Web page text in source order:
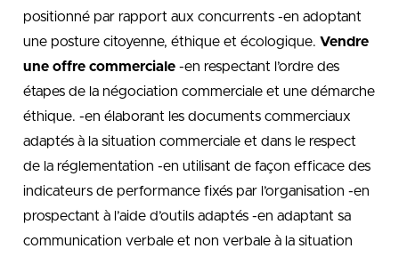
positionné par rapport aux concurrents -en adoptant
une posture citoyenne, éthique et écologique. Vendre
une offre commerciale -en respectant l’ordre des
étapes de la négociation commerciale et une démarche
éthique. -en élaborant les documents commerciaux
adaptés à la situation commerciale et dans le respect
de la réglementation -en utilisant de façon efficace des
indicateurs de performance fixés par l’organisation -en
prospectant à l’aide d’outils adaptés -en adaptant sa
communication verbale et non verbale à la situation